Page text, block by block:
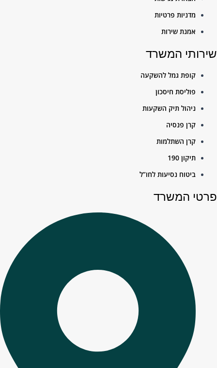
מדניות פרטיות
אמנת שירות
המשרד
קופת גמל להשקעה
פוליסת חיסכון
ניהול תיק השקעות
קרן פנסיה
קרן השתלמות
תיקון 190
ביטוח נסיעות לחו”ל
המשרד